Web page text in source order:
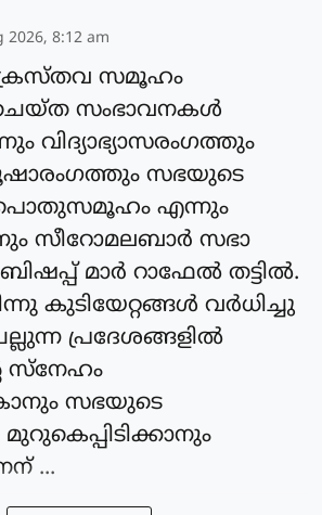
2026, 8:12 am
സമൂഹം
സംഭാവനകൾ
വിദ്യാഭ്യാസരംഗത്തും
സഭയുടെ
എന്നും
സീറോമലബാർ സഭാ
മാർ റാഫേൽ തട്ടിൽ.
കുടിയേറ്റങ്ങൾ വർധിച്ചു
പ്രദേശങ്ങളിൽ
സ്നേഹം
സഭയുടെ
...